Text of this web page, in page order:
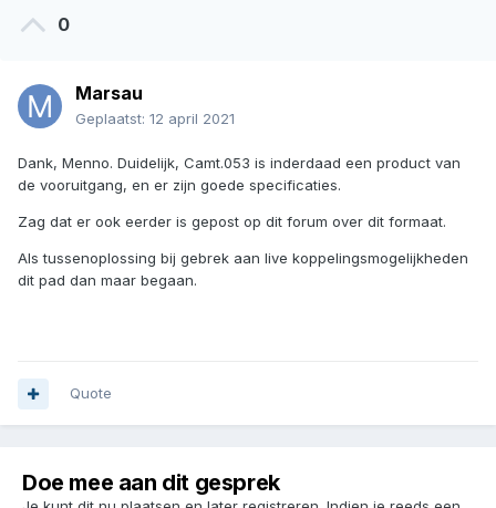
0
Marsau
Geplaatst: 12 april 2021
Dank, Menno. Duidelijk, Camt.053 is inderdaad een product van
de vooruitgang, en er zijn goede specificaties.
Zag dat er ook eerder is gepost op dit forum over dit formaat.
Als tussenoplossing bij gebrek aan live koppelingsmogelijkheden
dit pad dan maar begaan.
Quote
Doe mee aan dit gesprek